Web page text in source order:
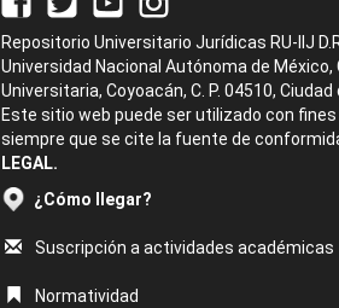
Repositorio Universitario Jurídicas RU-IIJ
Universidad Nacional Autónoma de México,
Universitaria, Coyoacán, C. P. 04510, Ciudad
Este sitio web puede ser utilizado con
siempre que se cite la fuente de
LEGAL.
¿Cómo llegar?
Suscripción a actividades académicas
Normatividad